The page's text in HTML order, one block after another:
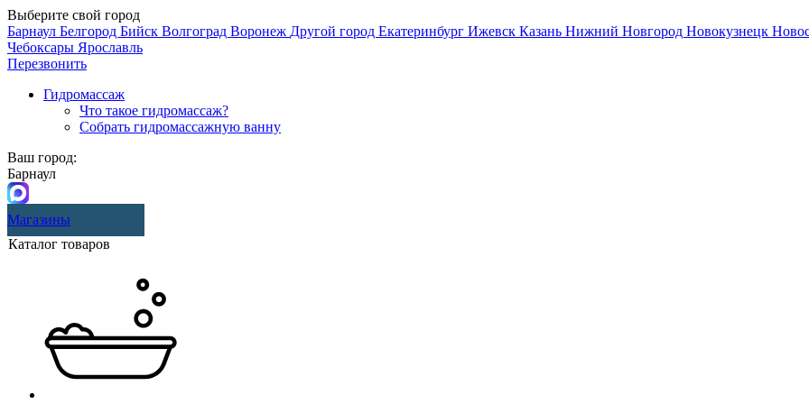
Выберите свой город
Барнаул Белгород Бийск Волгоград Воронеж Другой город Екатеринбург Ижевск Казань Нижний Новгород Новокузнецк
Чебоксары Ярославль
Перезвонить
Гидромассаж
Что такое гидромассаж?
Собрать гидромассажную ванну
Ваш город:
Барнаул
Магазины
Каталог товаров